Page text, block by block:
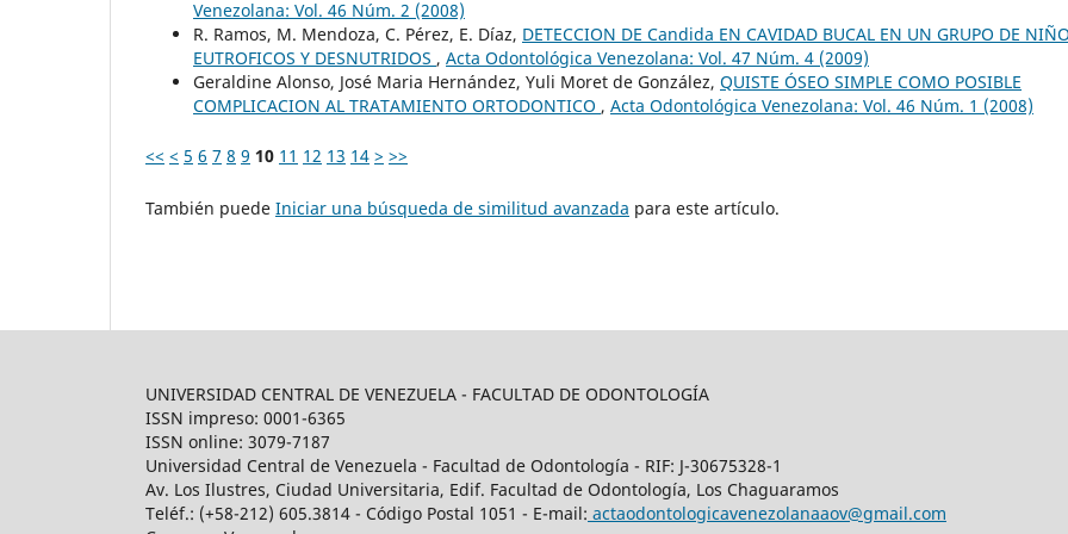
Venezolana: Vol. 46 Núm. 2 (2008)
R. Ramos, M. Mendoza, C. Pérez, E. Díaz, DETECCION DE Candida EN CAVIDAD BUCAL EN UN GRUPO DE
EUTROFICOS Y DESNUTRIDOS , Acta Odontológica Venezolana: Vol. 47 Núm. 4 (2009)
Geraldine Alonso, José Maria Hernández, Yuli Moret de González, QUISTE ÓSEO SIMPLE COMO POSIBLE
COMPLICACION AL TRATAMIENTO ORTODONTICO , Acta Odontológica Venezolana: Vol. 46 Núm. 1 (2008)
<< < 5 6 7 8 9 10 11 12 13 14 > >>
También puede Iniciar una búsqueda de similitud avanzada para este artículo.
UNIVERSIDAD CENTRAL DE VENEZUELA - FACULTAD DE ODONTOLOGÍA
ISSN impreso: 0001-6365
ISSN online: 3079-7187
Universidad Central de Venezuela - Facultad de Odontología - RIF: J-30675328-1
Av. Los Ilustres, Ciudad Universitaria, Edif. Facultad de Odontología, Los Chaguaramos
Teléf.: (+58-212) 605.3814 - Código Postal 1051 - E-mail: actaodontologicavenezolanaaov@gmail.com